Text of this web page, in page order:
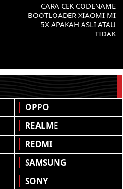
CARA CEK CODENAME
BOOTLOADER XIAOMI MI
5X APAKAH ASLI ATAU
TIDAK
OPPO
REALME
REDMI
SAMSUNG
SONY